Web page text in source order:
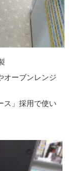
オーブンレンジ
ス」採用で使い